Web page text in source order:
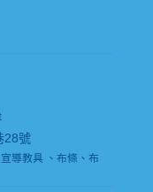
28號
導教具 、布條、布